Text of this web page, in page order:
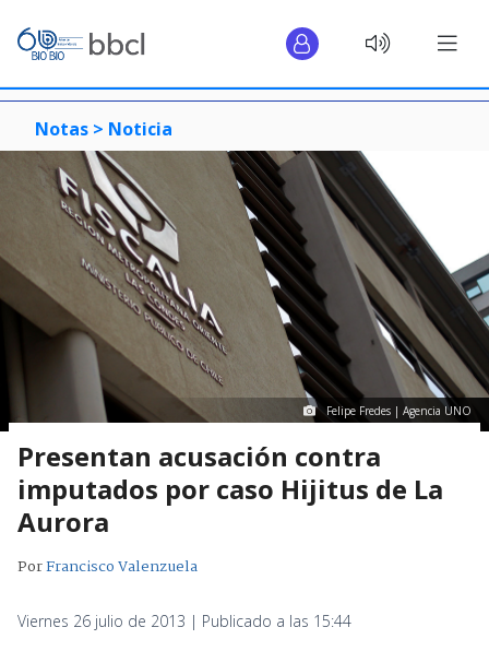
Notas > Noticia
Felipe Fredes | Agencia UNO
Presentan acusación contra
imputados por caso Hijitus de La
Aurora
PorFrancisco Valenzuela
Viernes 26 julio de 2013 | Publicado a las 15:44